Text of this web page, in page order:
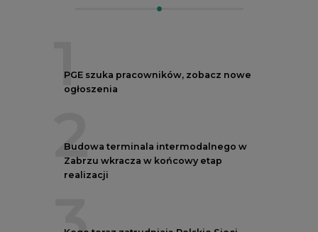
4
Do końca sierpnia trzeba złożyć wniosek
5
Przegląd najnowszych rekrutacji na
stanowiska kierownicze w polskiej